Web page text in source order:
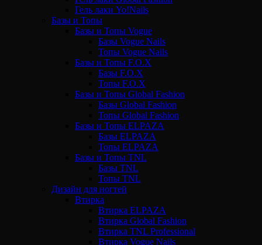
Гель лаки Yo!Nails
Базы и Топы
Базы и Топы Vogue
Базы Vogue Nails
Топы Vogue Nails
Базы и Топы F.O.X
Базы F.O.X
Топы F.O.X
Базы и Топы Global Fashion
Базы Global Fashion
Топы Global Fashion
Базы и Топы ELPAZA
Базы ELPAZA
Топы ELPAZA
Базы и Топы TNL
Базы TNL
Топы TNL
Дизайн для ногтей
Втирка
Втирка ELPAZA
Втирка Global Fashion
Втирка TNL Professional
Втирка Vogue Nails